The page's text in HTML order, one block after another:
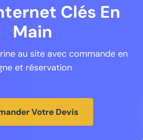
Clés En
Main
au site avec commande en
et réservation
Votre Devis